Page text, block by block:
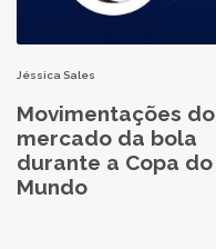
Jéssica Sales
Movimentações do
mercado da bola
durante a Copa do
Mundo